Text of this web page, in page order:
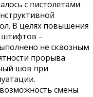
с пистолетами
В целях повышения
штифтов –
не сквозным
прорыва
шов при
смены